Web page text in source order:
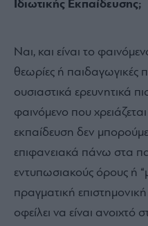
Ιδιωτικής Εκπαίδευσης;
Ναι, και είναι το
θεωρίες ή παιδαγωγικές
ουσιαστικά ερευνητικά
φαινόμενο που
εκπαίδευση δεν
επιφανειακά πάνω στα
εντυπωσιακούς όρους ή
πραγματική
οφείλει να είναι ανοιχτό